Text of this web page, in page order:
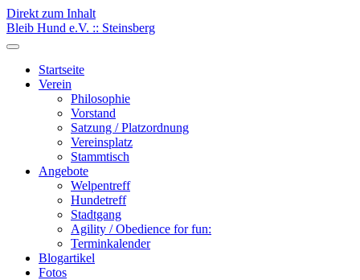
Direkt zum Inhalt
Bleib Hund e.V. :: Steinsberg
Startseite
Verein
Philosophie
Vorstand
Satzung / Platzordnung
Vereinsplatz
Stammtisch
Angebote
Welpentreff
Hundetreff
Stadtgang
Agility / Obedience for fun:
Terminkalender
Blogartikel
Fotos